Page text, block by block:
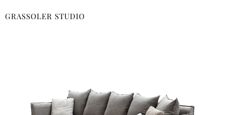
GRASSOLER STUDIO